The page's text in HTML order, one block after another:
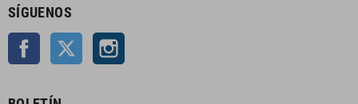
SÍGUENOS
Facebook Twitter